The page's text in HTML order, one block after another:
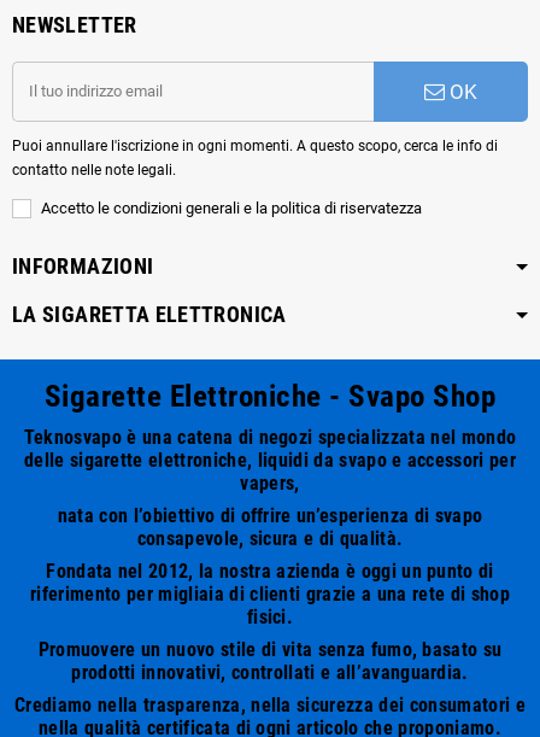
NEWSLETTER
OK
Puoi annullare l'iscrizione in ogni momenti. A questo scopo, cerca le info di
contatto nelle note legali.
Accetto le condizioni generali e la politica di riservatezza
INFORMAZIONI
LA SIGARETTA ELETTRONICA
Sigarette Elettroniche - Svapo Shop
Teknosvapo è una catena di negozi specializzata nel mondo
delle sigarette elettroniche, liquidi da svapo e accessori per
vapers,
nata con l’obiettivo di offrire un’esperienza di svapo
consapevole, sicura e di qualità.
Fondata nel 2012, la nostra azienda è oggi un punto di
riferimento per migliaia di clienti grazie a una rete di shop
fisici.
Promuovere un nuovo stile di vita senza fumo, basato su
prodotti innovativi, controllati e all’avanguardia.
Crediamo nella trasparenza, nella sicurezza dei consumatori e
nella qualità certificata di ogni articolo che proponiamo.